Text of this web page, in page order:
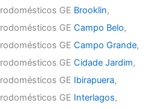
GE Brooklin,
GECampo Belo,
GECampo Grande,
GECidade Jardim,
GE Ibirapuera,
GE Interlagos,